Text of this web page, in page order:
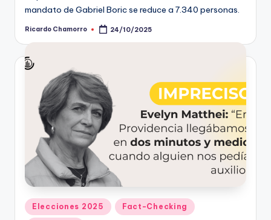
mandato de Gabriel Boric se reduce a 7.340 personas.
Publicado
Ricardo Chamorro 24/10/2025
Publicado
en
Elecciones 2025 Fact-Checking